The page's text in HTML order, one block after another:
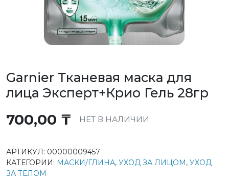
Garnier Тканевая маска для
лица Эксперт+Крио Гель 28гр
700,00 ₸ НЕТ В НАЛИЧИИ
АРТИКУЛ: 00000009457
КАТЕГОРИИ: МАСКИ/ГЛИНА, УХОД ЗА ЛИЦОМ, УХОД
ЗА ТЕЛОМ